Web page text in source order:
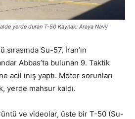
yerde duran T-50 Kaynak: Araya Navy
Su-57, İran’ın
Abbas’ta bulunan 9. Taktik
acil iniş yaptı. Motor sorunları
yerde mahsur kaldı.
ve videolar, üste bir T-50 (Su-